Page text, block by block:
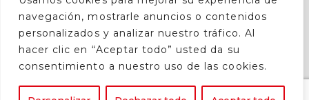
navegación, mostrarle anuncios o contenidos
personalizados y analizar nuestro tráfico. Al
hacer clic en “Aceptar todo” usted da su
consentimiento a nuestro uso de las cookies.
Aviso legal
Política de privacidad